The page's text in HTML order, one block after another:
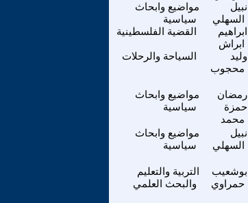
مواضيع وابحاث
سياسية
نبيل
السهلي
القضية الفلسطينية
ابراهيم
ابراش
السياحة والرحلات
وليد
محجوب
مواضيع وابحاث
سياسية
رمضان
حمزة
محمد
مواضيع وابحاث
سياسية
نبيل
السهلي
التربية والتعليم
والبحث العلمي
بوشعيب
حمراوي